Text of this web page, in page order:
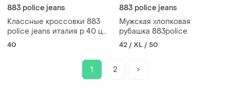
883 police jeans
Классные кроссовки 883
police jeans италия р 40 ц
1'500 гр👍🌸
40
883 police jeans
Мужская хлопковая
рубашка 883police
42 / XL / 50
1 2 >